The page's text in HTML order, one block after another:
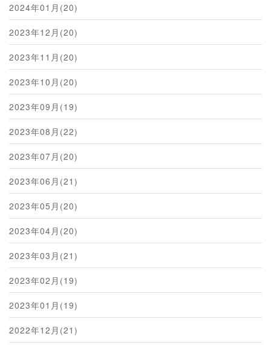
2024年01月(20)
2023年12月(20)
2023年11月(20)
2023年10月(20)
2023年09月(19)
2023年08月(22)
2023年07月(20)
2023年06月(21)
2023年05月(20)
2023年04月(20)
2023年03月(21)
2023年02月(19)
2023年01月(19)
2022年12月(21)